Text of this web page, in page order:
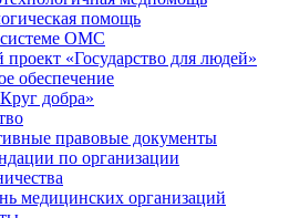
помощь
ОМС
«Государство для людей»
обеспечение
добра»
правовые документы
по организации
медицинских организаций